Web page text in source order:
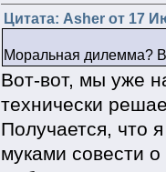
Цитата: Asher от 17
Моральная дилемма?
Вот-вот, мы уже
технически
Получается, что
муками совести